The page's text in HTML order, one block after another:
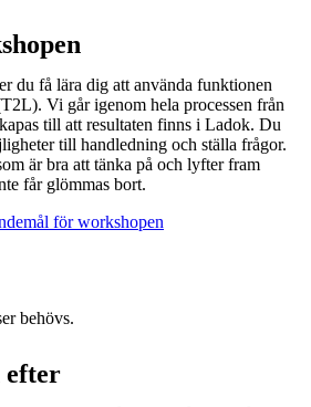
du få lära dig att använda funktionen
Vi går igenom hela processen från
till att resultaten finns i Ladok. Du
till handledning och ställa frågor.
är bra att tänka på och lyfter fram
får glömmas bort.
för workshopen
behövs.
efter